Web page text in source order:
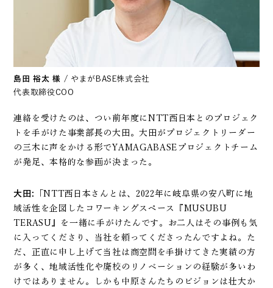
島田 裕太 様 / やまがBASE株式会社
代表取締役COO
連絡を受けたのは、つい前年度にNTT西日本とのプロジェク
トを手がけた事業部長の大田。大田がプロジェクトリーダー
の三木に声をかける形でYAMAGABASEプロジェクトチーム
が発足、本格的な参画が決まった。
大田: 「NTT西日本さんとは、2022年に岐阜県の安八町に地
域活性を企図したコワーキングスペース『MUSUBU
TERASU』を一緒に手がけたんです。お二人はその事例も気
に入ってくださり、当社を頼ってくださったんですよね。た
だ、正直に申し上げて当社は商空間を手掛けてきた実績の方
が多く、地域活性化や廃校のリノベーションの経験が多いわ
けではありません。しかも中原さんたちのビジョンは壮大か